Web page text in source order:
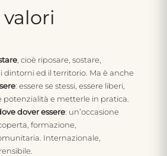
valori
, cioè riposare, sostare,
dintorni ed il territorio. Ma è anche
: essere se stessi, essere liberi,
potenzialità e metterle in pratica.
dover essere: un’occasione
formazione,
Internazionale,